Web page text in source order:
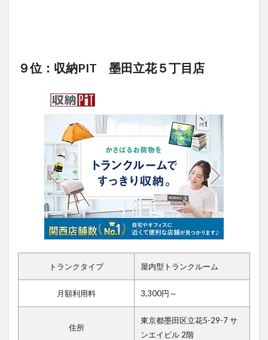
９位：収納PIT 墨田立花５丁目店
トランクタイプ 屋内型トランクルーム
月額利用料 3,300円～
住所
東京都墨田区立花5-29-7 サ
ンエイビル 2階